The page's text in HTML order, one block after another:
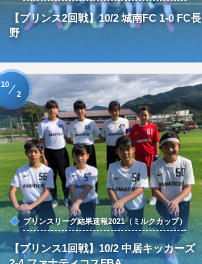
【プリンス2回戦】10/2 城南FC 1-0 FC長
野
プリンスリーグ結果速報2021（ミルクカップ）
【プリンス1回戦】10/2 中居キッカーズ
10
2